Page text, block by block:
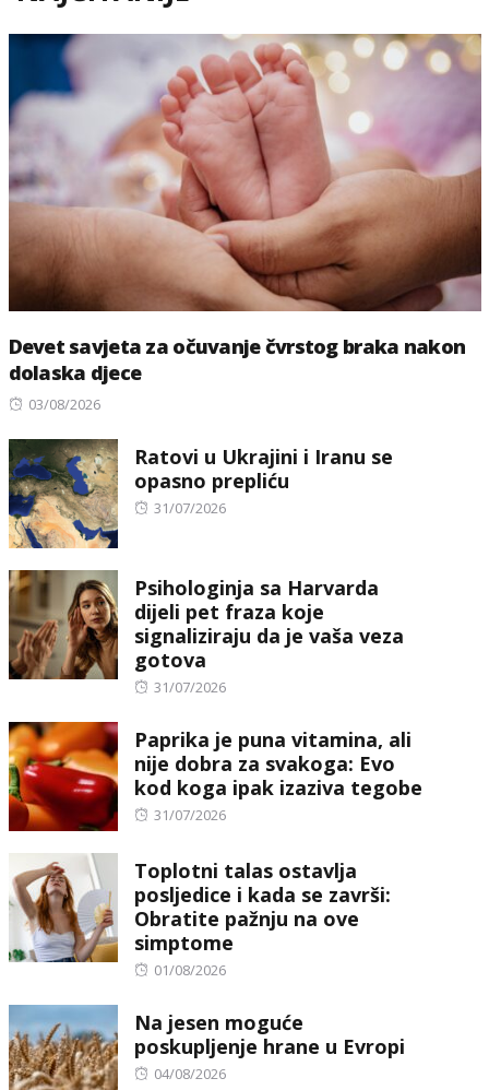
Devet savjeta za očuvanje čvrstog braka nakon
dolaska djece
Posted
03/08/2026
Ratovi u Ukrajini i Iranu se
opasno prepliću
Posted
31/07/2026
Psihologinja sa Harvarda
dijeli pet fraza koje
signaliziraju da je vaša veza
gotova
Posted
31/07/2026
Paprika je puna vitamina, ali
nije dobra za svakoga: Evo
kod koga ipak izaziva tegobe
Posted
31/07/2026
Toplotni talas ostavlja
posljedice i kada se završi:
Obratite pažnju na ove
simptome
Posted
01/08/2026
Na jesen moguće
poskupljenje hrane u Evropi
Posted
04/08/2026